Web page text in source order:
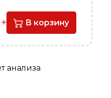
В корзину
анализа